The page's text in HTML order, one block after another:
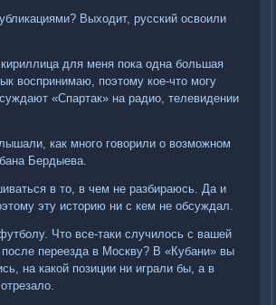
Выходит, русский освоили
для меня пока одна большая
воспринимаю, поэтому кое-что могу
«Спартак» на радио, телевидении
как много говорили о возможном
Бердыева.
в то, в чем не разбираюсь. Да и
эту историю ни с кем не обсуждал.
Что все-таки случилось с вашей
после переезда в Москву? В «Кубани» вы
на какой позиции ни играли бы, а в